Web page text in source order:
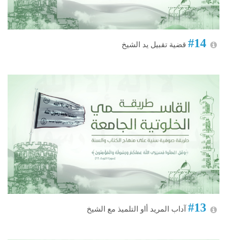
#14 قضية تقبيل يد الشيخ
#13 آداب المريد أاو التلميذ مع الشيخ